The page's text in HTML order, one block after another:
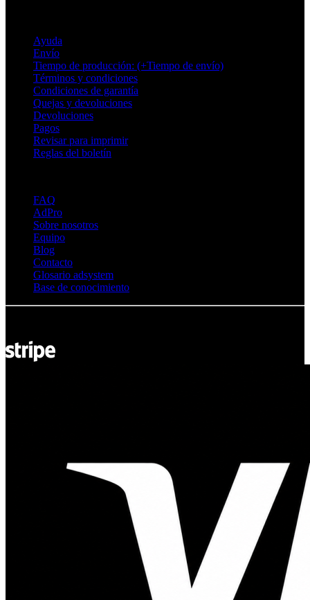
Ayuda
Envío
Tiempo de producción: (+Tiempo de envío)
Términos y condiciones
Condiciones de garantía
Quejas y devoluciones
Devoluciones
Pagos
Revisar para imprimir
Reglas del boletín
FAQ
AdPro
Sobre nosotros
Equipo
Blog
Contacto
Glosario adsystem
Base de conocimiento